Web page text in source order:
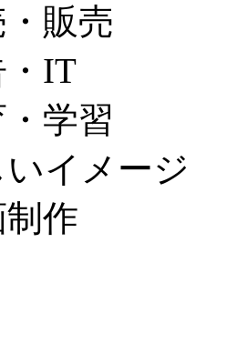
販売
・IT
学習
イメージ
作